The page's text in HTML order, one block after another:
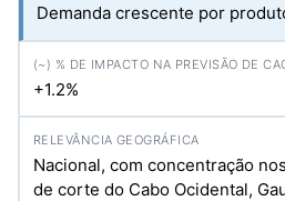
Demanda crescente por
+1.2%
Nacional, com concentração
de corte do Cabo Ocidental,